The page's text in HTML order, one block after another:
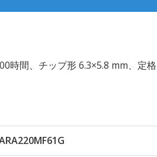
時間、チップ形 6.3×5.8 mm、定